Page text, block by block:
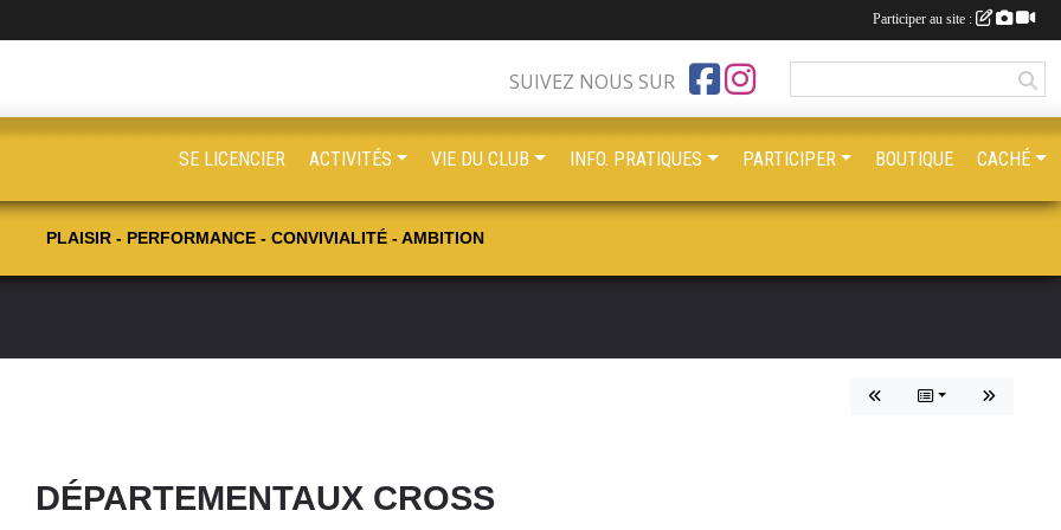
PLAISIR - PERFORMANCE - CONVIVIALITÉ - AMBITION
DÉPARTEMENTAUX CROSS
SUIVEZ NOUS SUR
SE LICENCIER ACTIVITÉS VIE DU CLUB INFO. PRATIQUES PARTICIPER BOUTIQUE CACHÉ
Participer au site :